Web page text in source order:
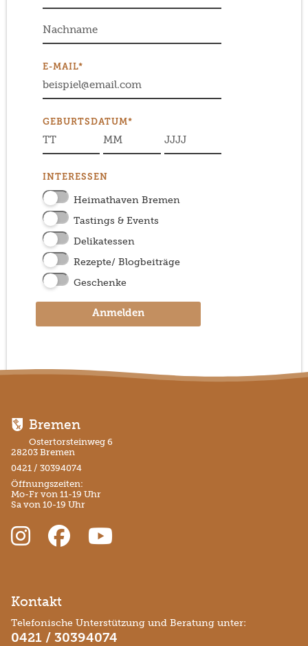
E-MAIL*
GEBURTSDATUM*
INTERESSEN
Heimathaven Bremen
Tastings & Events
Delikatessen
Rezepte/ Blogbeiträge
Geschenke
Anmelden
Bremen
Ostertorsteinweg 6
28203 Bremen
0421 / 30394074
Öffnungszeiten:
Mo-Fr von 11-19 Uhr
Sa von 10-19 Uhr
Kontakt
Telefonische Unterstützung und Beratung unter:
0421 / 30394074